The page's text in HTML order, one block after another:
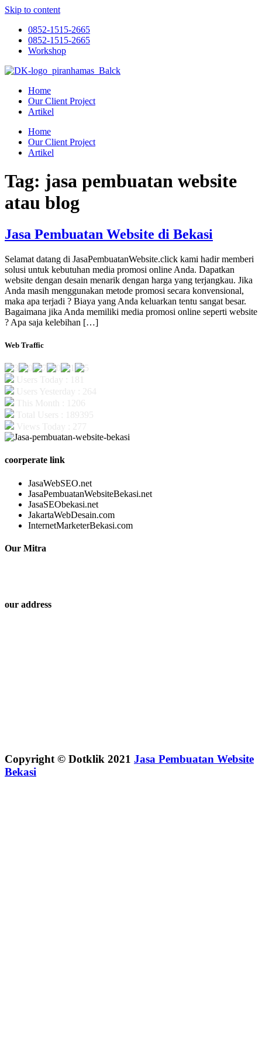
Skip to content
0852-1515-2665
0852-1515-2665
Workshop
Home
Our Client Project
Artikel
Home
Our Client Project
Artikel
Tag: jasa pembuatan website
atau blog
Jasa Pembuatan Website di Bekasi
Selamat datang di JasaPembuatanWebsite.click kami hadir memberi
solusi untuk kebutuhan media promosi online Anda. Dapatkan
website dengan desain menarik dengan harga yang terjangkau. Jika
Anda masih menggunakan metode promosi secara konvensional,
maka apa terjadi ? Biaya yang Anda keluarkan tentu sangat besar.
Bagaimana jika Anda memiliki media promosi online seperti website
? Apa saja kelebihan […]
Web Traffic
coorperate link
JasaWebSEO.net
JasaPembuatanWebsiteBekasi.net
JasaSEObekasi.net
JakartaWebDesain.com
InternetMarketerBekasi.com
Our Mitra
our address
Copyright © Dotklik 2021 Jasa Pembuatan Website
Bekasi